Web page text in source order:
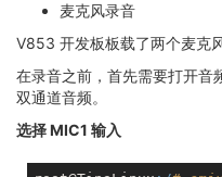
麦克风录音
V853 开发板板载了两个麦克
在录音之前，首先需要打开音
双通道音频。
选择 MIC1 输入